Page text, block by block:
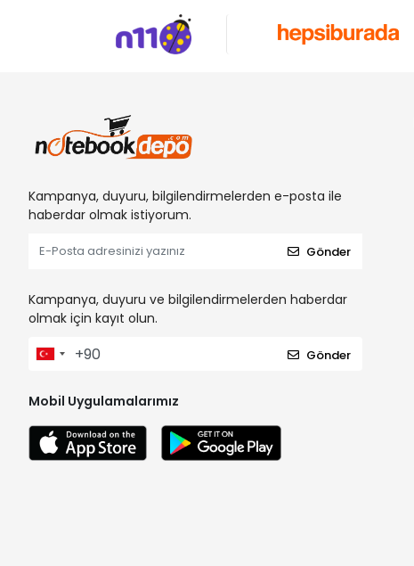
Kampanya, duyuru, bilgilendirmelerden e-posta ile
haberdar olmak istiyorum.
Gönder
Kampanya, duyuru ve bilgilendirmelerden haberdar
olmak için kayıt olun.
Gönder
Mobil Uygulamalarımız